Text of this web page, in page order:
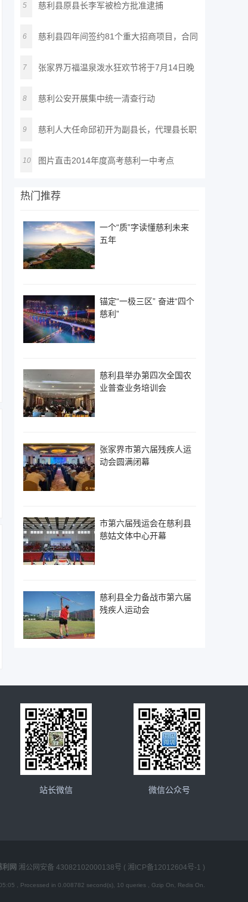
5 慈利县原县长李军被检方批准逮捕
6 慈利县四年间签约81个重大招商项目，合同
7 张家界万福温泉泼水狂欢节将于7月14日晚
8 慈利公安开展集中统一清查行动
9 慈利人大任命邱初开为副县长，代理县长职
10 图片直击2014年度高考慈利一中考点
热门推荐
一个“质”字读懂慈利未来
五年
锚定“一极三区” 奋进“四个
慈利”
慈利县举办第四次全国农
业普查业务培训会
张家界市第六届残疾人运
动会圆满闭幕
市第六届残运会在慈利县
慈姑文体中心开幕
慈利县全力备战市第六届
残疾人运动会
微信公众号
站长微信
利网 湘公网安备 43082102000138号 ( 湘ICP备12012604号-1 )
, Processed in 0.008782 second(s), 10 queries , Gzip On, Redis On.